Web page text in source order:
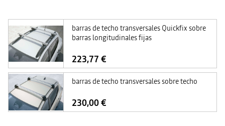
barras de techo transversales Quickfix sobre
barras longitudinales fijas
223,77 €
barras de techo transversales sobre techo
230,00 €